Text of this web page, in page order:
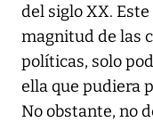
del siglo XX.
magnitud de las
políticas, solo
ella que pudiera
No obstante, no